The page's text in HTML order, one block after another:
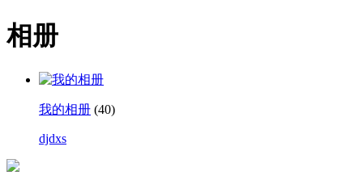
相册
我的相册 (40)
djdxs